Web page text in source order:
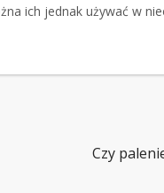
ich jednak używać w
Czy